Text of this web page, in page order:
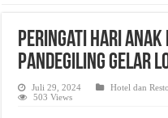
Dibutuhkan Marketing. Lamaran
Peringati Hari
Pandegiling Gelar
Juli 29, 2024 Hotel dan Resto
503 Views